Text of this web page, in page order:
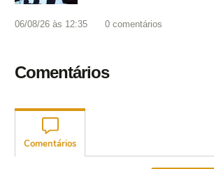
06/08/26 às 12:35 0 comentários
Comentários